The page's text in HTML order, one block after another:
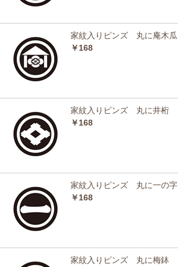
家紋入りピンズ 丸に庵木瓜
￥168
家紋入りピンズ 丸に井桁
￥168
家紋入りピンズ 丸に一の字
￥168
家紋入りピンズ 丸に梅鉢